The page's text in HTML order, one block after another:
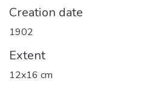
Creation date
1902
Extent
12x16 cm